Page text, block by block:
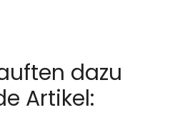
dazu
Artikel: